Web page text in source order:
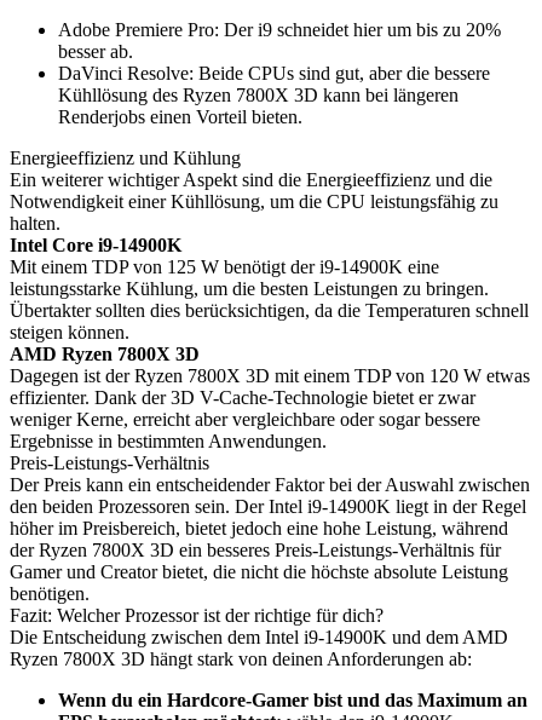
Adobe Premiere Pro: Der i9 schneidet hier um bis zu 20%
besser ab.
DaVinci Resolve: Beide CPUs sind gut, aber die bessere
Kühllösung des Ryzen 7800X 3D kann bei längeren
Renderjobs einen Vorteil bieten.
Energieeffizienz und Kühlung
Ein weiterer wichtiger Aspekt sind die Energieeffizienz und die
Notwendigkeit einer Kühllösung, um die CPU leistungsfähig zu
halten.
Intel Core i9-14900K
Mit einem TDP von 125 W benötigt der i9-14900K eine
leistungsstarke Kühlung, um die besten Leistungen zu bringen.
Übertakter sollten dies berücksichtigen, da die Temperaturen schnell
steigen können.
AMD Ryzen 7800X 3D
Dagegen ist der Ryzen 7800X 3D mit einem TDP von 120 W etwas
effizienter. Dank der 3D V-Cache-Technologie bietet er zwar
weniger Kerne, erreicht aber vergleichbare oder sogar bessere
Ergebnisse in bestimmten Anwendungen.
Preis-Leistungs-Verhältnis
Der Preis kann ein entscheidender Faktor bei der Auswahl zwischen
den beiden Prozessoren sein. Der Intel i9-14900K liegt in der Regel
höher im Preisbereich, bietet jedoch eine hohe Leistung, während
der Ryzen 7800X 3D ein besseres Preis-Leistungs-Verhältnis für
Gamer und Creator bietet, die nicht die höchste absolute Leistung
benötigen.
Fazit: Welcher Prozessor ist der richtige für dich?
Die Entscheidung zwischen dem Intel i9-14900K und dem AMD
Ryzen 7800X 3D hängt stark von deinen Anforderungen ab:
Wenn du ein Hardcore-Gamer bist und das Maximum an